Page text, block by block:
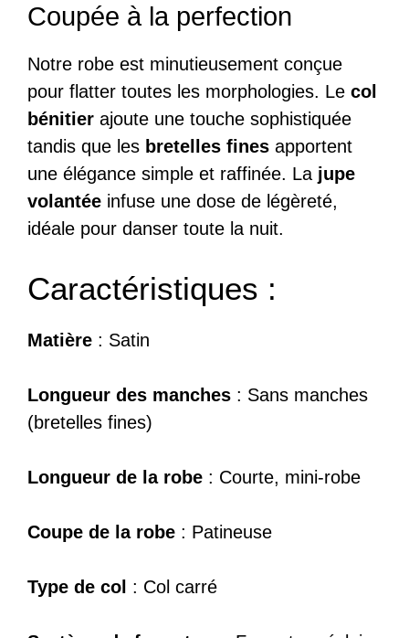
Coupée à la perfection
Notre robe est minutieusement conçue
pour flatter toutes les morphologies. Le col
bénitier ajoute une touche sophistiquée
tandis que les bretelles fines apportent
une élégance simple et raffinée. La jupe
volantée infuse une dose de légèreté,
idéale pour danser toute la nuit.
Caractéristiques :
Matière : Satin
Longueur des manches : Sans manches
(bretelles fines)
Longueur de la robe : Courte, mini-robe
Coupe de la robe : Patineuse
Type de col : Col carré